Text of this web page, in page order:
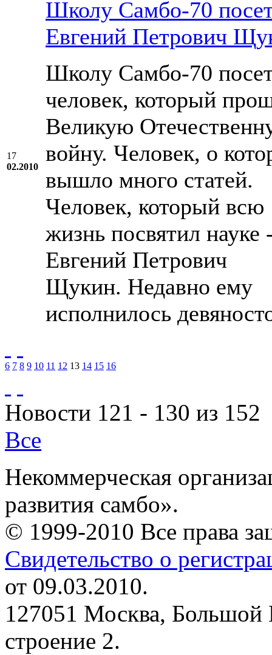
17
02.2010
Школу Cамбо-70
Евгений Петрович
Школу Cамбо-70
человек, который
Великую
войну. Человек, о
вышло много статей.
Человек, который всю
жизнь посвятил науке
Евгений Петрович
Щукин. Недавно ему
исполнилось
6 7 8 9 10 11 12 13 14 15 16
Новости 121 - 130 из 152
Все
Некоммерческая
развития самбо».
© 1999-2010 Все права
Свидетельство о
от 09.03.2010.
127051 Москва, Большой
строение 2.